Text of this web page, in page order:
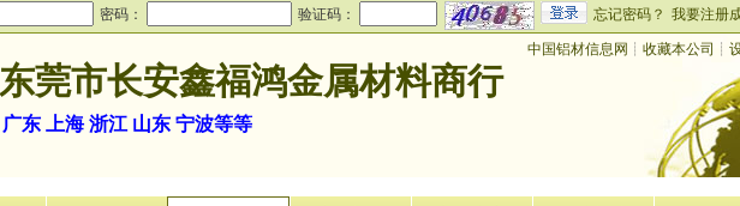
密码： 验证码： 忘记密码？ 我要注册
中国铝材信息网 ┊ 收藏本公司 ┊
东莞市长安鑫福鸿金属材料商行
广东 上海 浙江 山东 宁波等等